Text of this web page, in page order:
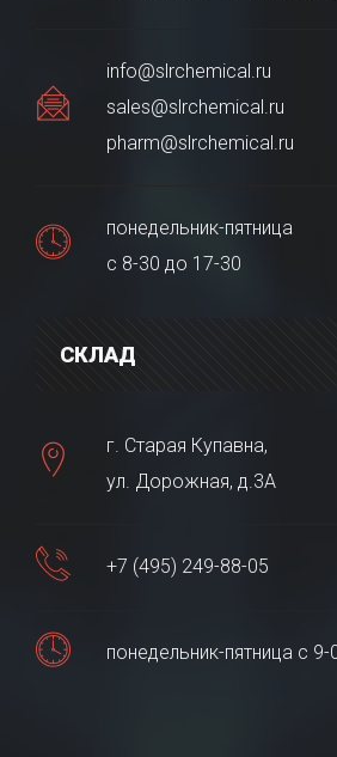
info@slrchemical.ru
sales@slrchemical.ru
pharm@slrchemical.ru
понедельник-пятница
с 8-30 до 17-30
СКЛАД
г. Старая Купавна,
ул. Дорожная, д.3А
+7 (495) 249-88-05
понедельник-пятница с